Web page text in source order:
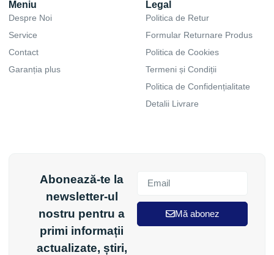
Meniu
Despre Noi
Service
Contact
Garanția plus
Legal
Politica de Retur
Formular Returnare Produs
Politica de Cookies
Termeni și Condiții
Politica de Confidențialitate
Detalii Livrare
Abonează-te la
newsletter-ul
nostru pentru a
primi informații
actualizate, știri,
Mă abonez